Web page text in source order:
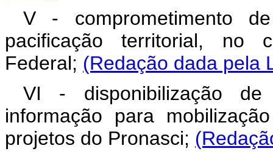
V - comprometimento
pacificação territorial,
Federal; (Redação dada pela
VI - disponibilização de
informação para
projetos do Pronasci;